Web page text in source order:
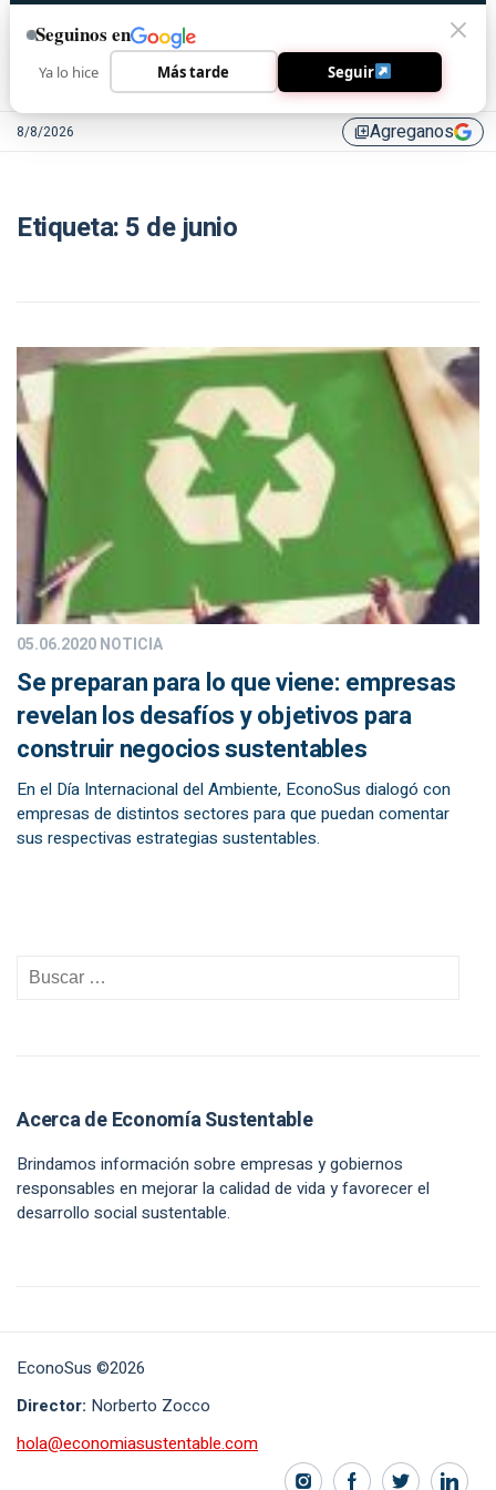
8/8/2026 library_addAgreganos
Etiqueta: 5 de junio
05.06.2020NOTICIA
Se preparan para lo que viene: empresas
revelan los desafíos y objetivos para
construir negocios sustentables
En el Día Internacional del Ambiente, EconoSus dialogó con
empresas de distintos sectores para que puedan comentar
sus respectivas estrategias sustentables.
Acerca de Economía Sustentable
Brindamos información sobre empresas y gobiernos
responsables en mejorar la calidad de vida y favorecer el
desarrollo social sustentable.
EconoSus ©2026
Director: Norberto Zocco
hola@economiasustentable.com
Seguinos en
Ya lo hice Más tarde Seguir